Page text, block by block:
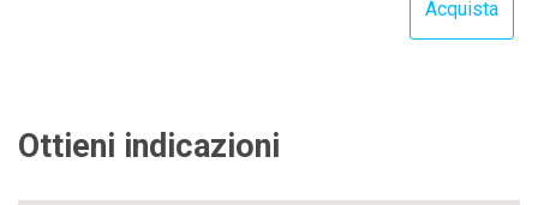
Ottieni indicazioni